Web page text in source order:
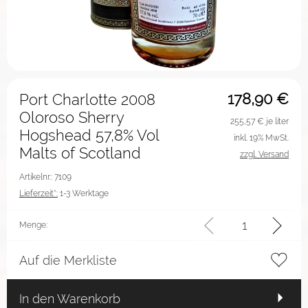
178,90 €
Port Charlotte 2008
Oloroso Sherry
Hogshead 57,8% Vol
Malts of Scotland
Artikelnr.: 7109
Lieferzeit*: 1-3 Werktage
255,57 € je liter
inkl. 19% MwSt.
zzgl. Versand
Menge:
Auf die Merkliste
In den Warenkorb